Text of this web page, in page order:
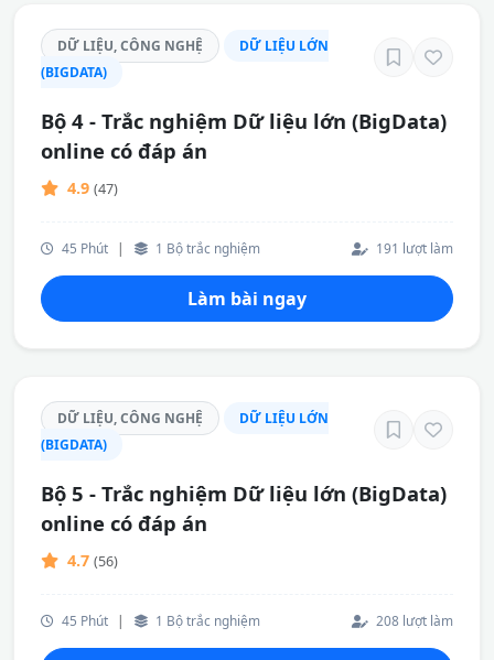
DỮ LIỆU, CÔNG NGHỆ
DỮ LIỆU LỚN
(BIGDATA)
Bộ 4 - Trắc nghiệm Dữ liệu lớn (BigData)
online có đáp án
4.9 (47)
45 Phút | 1 Bộ trắc nghiệm 191 lượt làm
Làm bài ngay
DỮ LIỆU, CÔNG NGHỆ
DỮ LIỆU LỚN
(BIGDATA)
Bộ 5 - Trắc nghiệm Dữ liệu lớn (BigData)
online có đáp án
4.7 (56)
45 Phút | 1 Bộ trắc nghiệm 208 lượt làm